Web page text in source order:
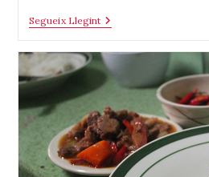
Segueix LlegintLuzon